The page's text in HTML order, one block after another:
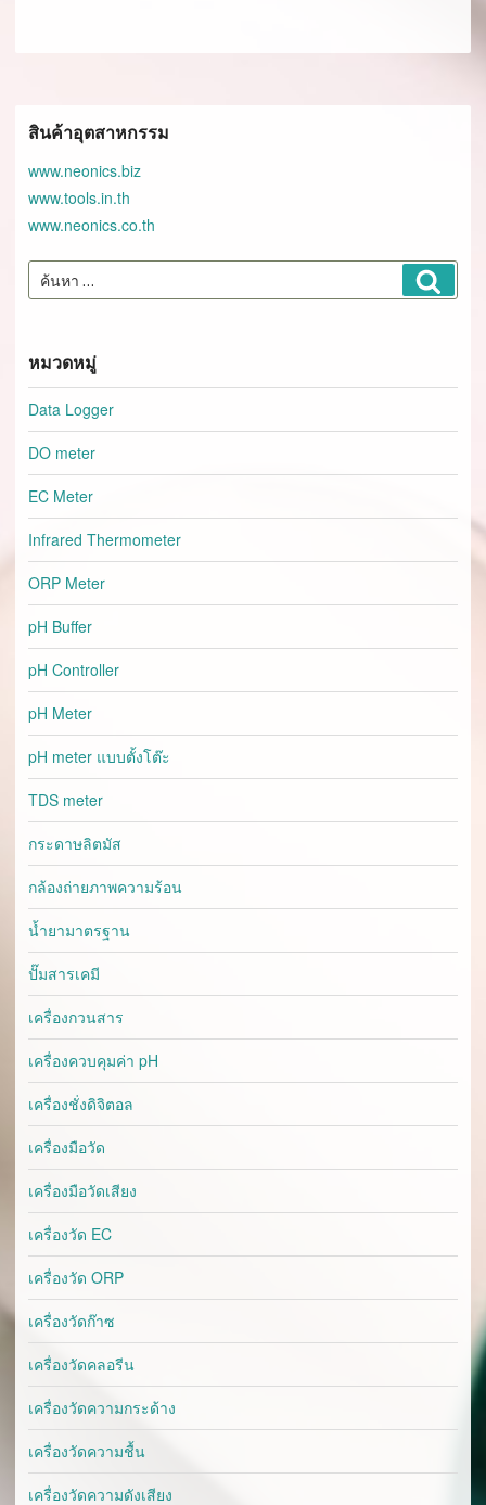
สินค้าอุตสาหกรรม
www.neonics.biz
www.tools.in.th
www.neonics.co.th
ค้นหา:
หมวดหมู่
Data Logger
DO meter
EC Meter
Infrared Thermometer
ORP Meter
pH Buffer
pH Controller
pH Meter
pH meter แบบตั้งโต๊ะ
TDS meter
กระดาษลิตมัส
กล้องถ่ายภาพความร้อน
น้ำยามาตรฐาน
ปั๊มสารเคมี
เครื่องกวนสาร
เครื่องควบคุมค่า pH
เครื่องชั่งดิจิตอล
เครื่องมือวัด
เครื่องมือวัดเสียง
เครื่องวัด EC
เครื่องวัด ORP
เครื่องวัดก๊าซ
เครื่องวัดคลอรีน
เครื่องวัดความกระด้าง
เครื่องวัดความชื้น
เครื่องวัดความดังเสียง